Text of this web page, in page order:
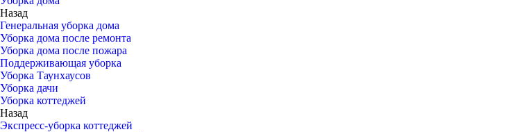
Назад
Генеральная уборка дома
Уборка дома после ремонта
Уборка дома после пожара
Поддерживающая уборка
Уборка Таунхаусов
Уборка дачи
Уборка коттеджей
Назад
Экспресс-уборка коттеджей